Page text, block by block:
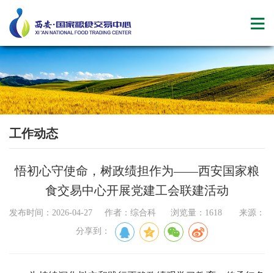
工作动态
悟初心守使命，树政绩担作为——西安国家粮
食交易中心开展党建工会联建活动
发布时间：2026-04-27 作者：综合科 浏览量：1618 来源：
分享到：